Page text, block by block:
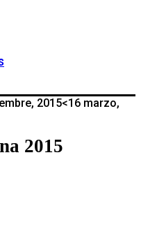
2015<16 marzo,
2015